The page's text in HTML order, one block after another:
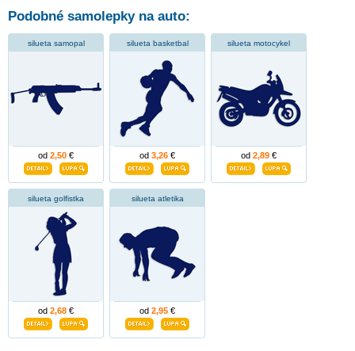
Podobné samolepky na auto:
silueta samopal
od 2,50 €
silueta basketbal
od 3,26 €
silueta motocykel
od 2,89 €
silueta golfistka
od 2,68 €
silueta atletika
od 2,95 €